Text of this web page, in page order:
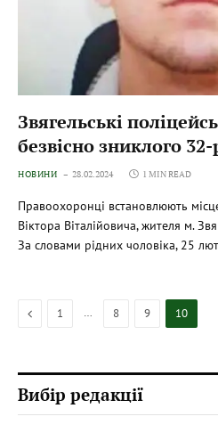
Звягельські
безвісно зниклого
НОВИНИ 28.02.2024 1 MIN READ
Правоохоронці встановлюють
Віктора Віталійовича, жителя м.
За словами рідних чоловіка, 25
Previous
1 … 8 9 10
Вибір редакції